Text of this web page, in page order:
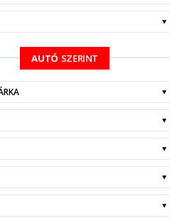
KERESÉS
AUTÓ SZERINT